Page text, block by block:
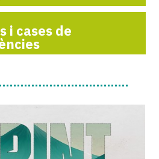
i cases de